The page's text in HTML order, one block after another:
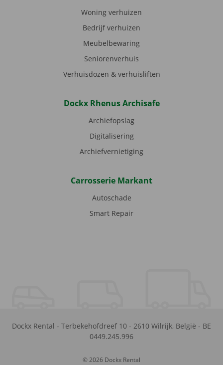
Woning verhuizen
Bedrijf verhuizen
Meubelbewaring
Seniorenverhuis
Verhuisdozen & verhuisliften
Dockx Rhenus Archisafe
Archiefopslag
Digitalisering
Archiefvernietiging
Carrosserie Markant
Autoschade
Smart Repair
Dockx Rental - Terbekehofdreef 10 - 2610 Wilrijk, België - BE
0449.245.996
© 2026 Dockx Rental